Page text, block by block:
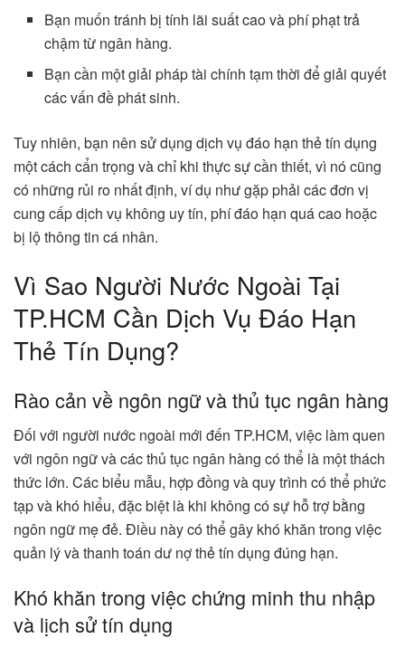
Bạn muốn tránh bị tính lãi suất cao và phí phạt trả
chậm từ ngân hàng.
Bạn cần một giải pháp tài chính tạm thời để giải quyết
các vấn đề phát sinh.
Tuy nhiên, bạn nên sử dụng dịch vụ đáo hạn thẻ tín dụng
một cách cẩn trọng và chỉ khi thực sự cần thiết, vì nó cũng
có những rủi ro nhất định, ví dụ như gặp phải các đơn vị
cung cấp dịch vụ không uy tín, phí đáo hạn quá cao hoặc
bị lộ thông tin cá nhân.
Vì Sao Người Nước Ngoài Tại
TP.HCM Cần Dịch Vụ Đáo Hạn
Thẻ Tín Dụng?
Rào cản về ngôn ngữ và thủ tục ngân hàng
Đối với người nước ngoài mới đến TP.HCM, việc làm quen
với ngôn ngữ và các thủ tục ngân hàng có thể là một thách
thức lớn. Các biểu mẫu, hợp đồng và quy trình có thể phức
tạp và khó hiểu, đặc biệt là khi không có sự hỗ trợ bằng
ngôn ngữ mẹ đẻ. Điều này có thể gây khó khăn trong việc
quản lý và thanh toán dư nợ thẻ tín dụng đúng hạn.
Khó khăn trong việc chứng minh thu nhập
và lịch sử tín dụng